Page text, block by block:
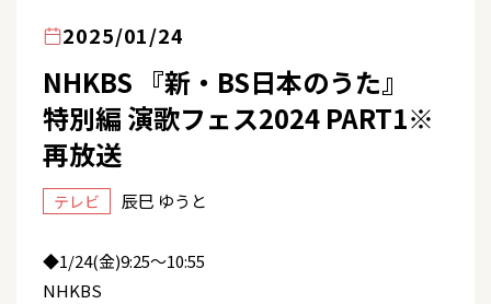
2025/01/24
NHKBS 『新・BS日本のうた』
特別編 演歌フェス2024 PART1※
再放送
テレビ 辰巳 ゆうと
◆1/24(金)9:25～10:55
NHKBS